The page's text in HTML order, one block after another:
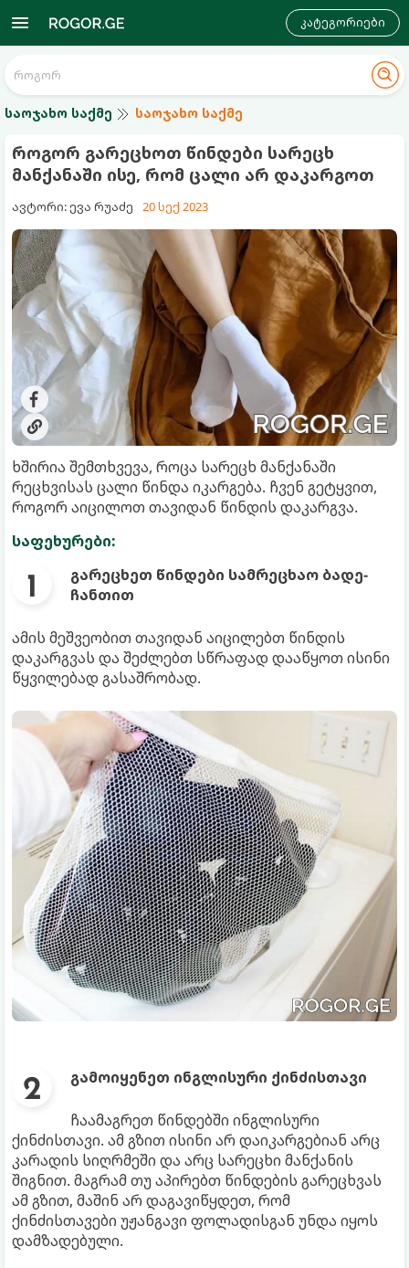
კატეგორიები
საოჯახო საქმე საოჯახო საქმე
როგორ გარეცხოთ წინდები სარეცხ
მანქანაში ისე, რომ ცალი არ დაკარგოთ
ავტორი: ევა რუაძე 20 სექ 2023
ხშირია შემთხვევა, როცა სარეცხ მანქანაში
რეცხვისას ცალი წინდა იკარგება. ჩვენ გეტყვით,
როგორ აიცილოთ თავიდან წინდის დაკარგვა.
საფეხურები:
გარეცხეთ წინდები სამრეცხაო ბადე-
ჩანთით
ამის მეშვეობით თავიდან აიცილებთ წინდის
დაკარგვას და შეძლებთ სწრაფად დააწყოთ ისინი
წყვილებად გასაშრობად.
გამოიყენეთ ინგლისური ქინძისთავი
ჩაამაგრეთ წინდებში ინგლისური
ქინძისთავი. ამ გზით ისინი არ დაიკარგებიან არც
კარადის სიღრმეში და არც სარეცხი მანქანის
შიგნით. მაგრამ თუ აპირებთ წინდების გარეცხვას
ამ გზით, მაშინ არ დაგავიწყდეთ, რომ
ქინძისთავები უჟანგავი ფოლადისგან უნდა იყოს
დამზადებული.